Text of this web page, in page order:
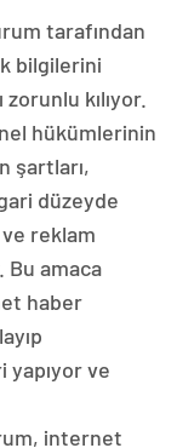
tarafından
bilgilerini
kılıyor.
hükümlerinin
şartları,
düzeyde
reklam
Bu amaca
haber
yapıyor ve
internet